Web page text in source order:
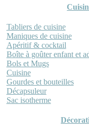
Tabliers de cuisine
Maniques de cuisine
Apéritif & cocktail
Boîte à goûter enfant et
Bols et Mugs
Cuisine
Gourdes et bouteilles
Décapsuleur
Sac isotherme